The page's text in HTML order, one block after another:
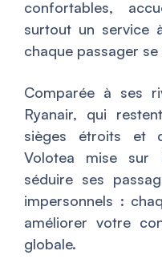
confortables,
surtout un service
chaque passager
Comparée à ses
Ryanair, qui
sièges étroits et
Volotea mise sur
séduire ses
impersonnels :
améliorer votre
globale.